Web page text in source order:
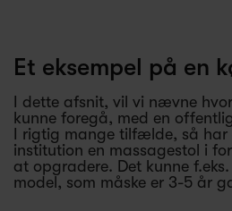
Et eksempel på en
I dette afsnit, vil vi nævne
kunne foregå, med en
I rigtig mange tilfælde, så
institution en massagestol i
at opgradere. Det kunne
model, som måske er 3-5 år